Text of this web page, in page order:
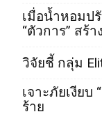
เมื่อน้ำหอมป
“ตัวการ” สร้
วิจัยชี้ กลุ่ม
เจาะภัยเงียบ
ร้าย